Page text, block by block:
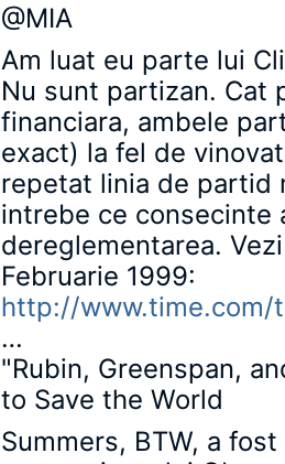
@MIA
Am luat eu parte lui
Nu sunt partizan. Cat
financiara, ambele
exact) la fel de
repetat linia de partid
intrebe ce consecinte
dereglementarea.
Februarie 1999:
http://www.time.com/
…
"Rubin, Greenspan,
to Save the World
Summers, BTW, a